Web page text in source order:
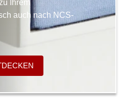
Ihrem
auch nach NCS-